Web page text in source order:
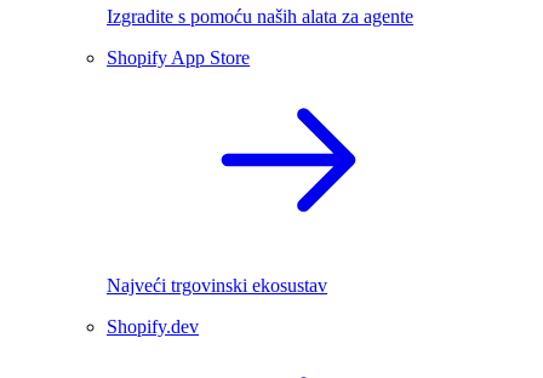
Izgradite s pomoću naših alata za agente
Shopify App Store
Najveći trgovinski ekosustav
Shopify.dev